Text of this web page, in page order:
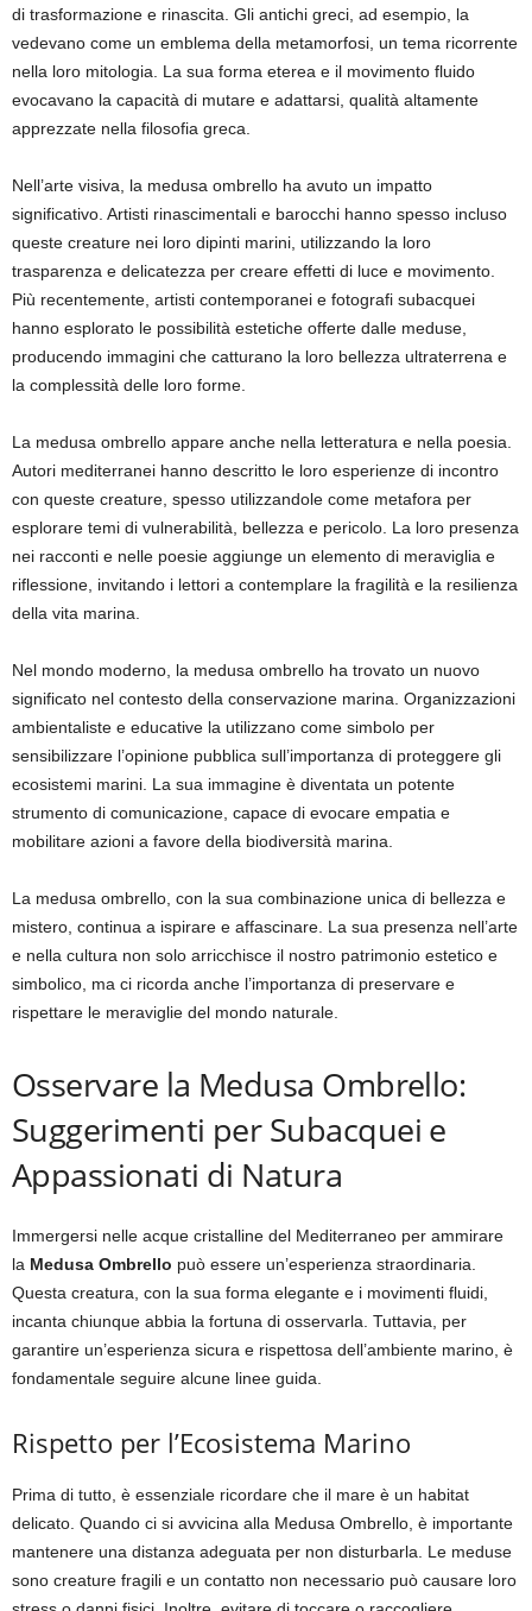
di trasformazione e rinascita. Gli antichi greci, ad esempio, la
vedevano come un emblema della metamorfosi, un tema ricorrente
nella loro mitologia. La sua forma eterea e il movimento fluido
evocavano la capacità di mutare e adattarsi, qualità altamente
apprezzate nella filosofia greca.
Nell’arte visiva, la medusa ombrello ha avuto un impatto
significativo. Artisti rinascimentali e barocchi hanno spesso incluso
queste creature nei loro dipinti marini, utilizzando la loro
trasparenza e delicatezza per creare effetti di luce e movimento.
Più recentemente, artisti contemporanei e fotografi subacquei
hanno esplorato le possibilità estetiche offerte dalle meduse,
producendo immagini che catturano la loro bellezza ultraterrena e
la complessità delle loro forme.
La medusa ombrello appare anche nella letteratura e nella poesia.
Autori mediterranei hanno descritto le loro esperienze di incontro
con queste creature, spesso utilizzandole come metafora per
esplorare temi di vulnerabilità, bellezza e pericolo. La loro presenza
nei racconti e nelle poesie aggiunge un elemento di meraviglia e
riflessione, invitando i lettori a contemplare la fragilità e la resilienza
della vita marina.
Nel mondo moderno, la medusa ombrello ha trovato un nuovo
significato nel contesto della conservazione marina. Organizzazioni
ambientaliste e educative la utilizzano come simbolo per
sensibilizzare l’opinione pubblica sull’importanza di proteggere gli
ecosistemi marini. La sua immagine è diventata un potente
strumento di comunicazione, capace di evocare empatia e
mobilitare azioni a favore della biodiversità marina.
La medusa ombrello, con la sua combinazione unica di bellezza e
mistero, continua a ispirare e affascinare. La sua presenza nell’arte
e nella cultura non solo arricchisce il nostro patrimonio estetico e
simbolico, ma ci ricorda anche l’importanza di preservare e
rispettare le meraviglie del mondo naturale.
Osservare la Medusa Ombrello:
Suggerimenti per Subacquei e
Appassionati di Natura
Immergersi nelle acque cristalline del Mediterraneo per ammirare
la Medusa Ombrello può essere un’esperienza straordinaria.
Questa creatura, con la sua forma elegante e i movimenti fluidi,
incanta chiunque abbia la fortuna di osservarla. Tuttavia, per
garantire un’esperienza sicura e rispettosa dell’ambiente marino, è
fondamentale seguire alcune linee guida.
Rispetto per l’Ecosistema Marino
Prima di tutto, è essenziale ricordare che il mare è un habitat
delicato. Quando ci si avvicina alla Medusa Ombrello, è importante
mantenere una distanza adeguata per non disturbarla. Le meduse
sono creature fragili e un contatto non necessario può causare loro